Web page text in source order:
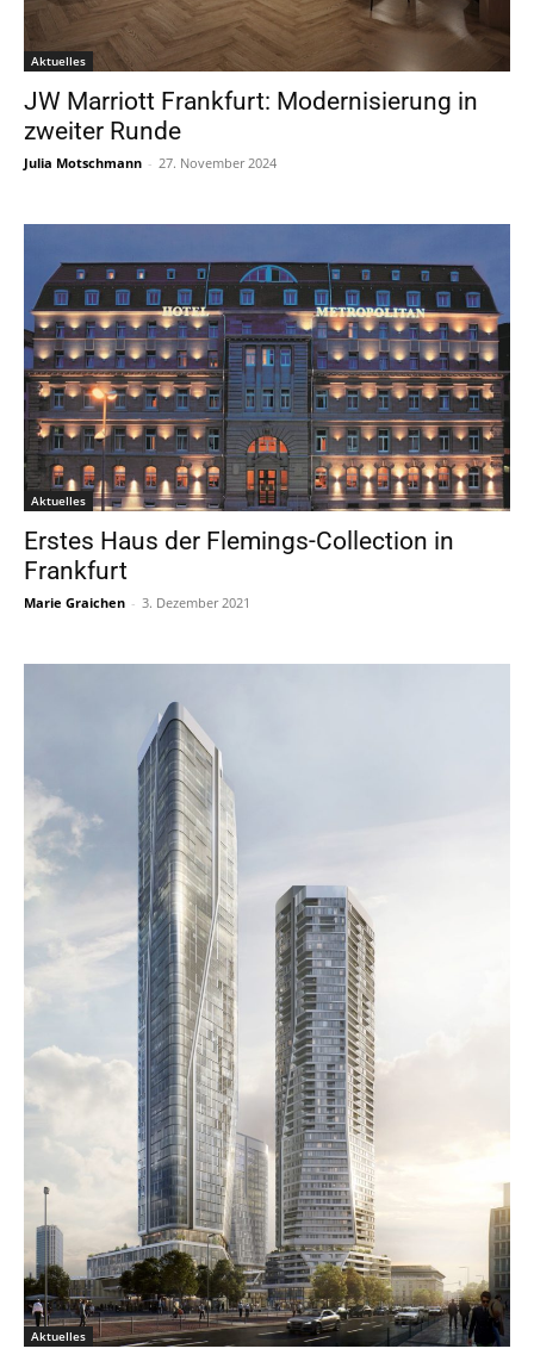
Aktuelles
JW Marriott Frankfurt: Modernisierung in
zweiter Runde
Julia Motschmann - 27. November 2024
Aktuelles
Erstes Haus der Flemings-Collection in
Frankfurt
Marie Graichen - 3. Dezember 2021
Aktuelles